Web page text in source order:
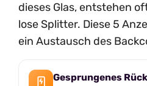
dieses Glas, entstehen
lose Splitter. Diese 5
ein Austausch des
Gesprungenes